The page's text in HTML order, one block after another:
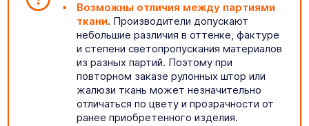
Возможны отличия между партиями
ткани. Производители допускают
небольшие различия в оттенке, фактуре
и степени светопропускания материалов
из разных партий. Поэтому при
повторном заказе рулонных штор или
жалюзи ткань может незначительно
отличаться по цвету и прозрачности от
ранее приобретенного изделия.